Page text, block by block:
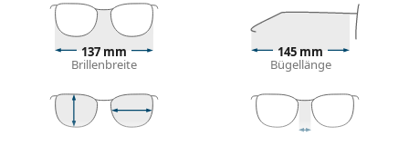
Die braune Farbe des Rahmens passt perfekt zu
einem warmen Hautton und hellbraunem,
schwarzem oder dunkelblondem Haar.
Rechteckige Sonnenbrillenfassungensind eine
ideale Wahl für Menschen mit einer ovalen oder
runden Gesichtsform.
Der Rahmen der Sonnenbrillen ist aus Bio-Acetat
137 mm
Brillenbreite
145 mm
Bügellänge